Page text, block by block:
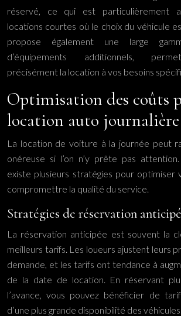
réservé, ce qui est particulièrement
locations courtes où le choix du véhicule
propose également une large
d’équipements additionnels,
précisément la location à vos besoins
Optimisation des coûts
location auto journalière
La location de voiture à la journée peut
onéreuse si l’on n’y prête pas
existe plusieurs stratégies pour optimiser
compromettre la qualité du service.
Stratégies de réservation
La réservation anticipée est souvent la
meilleurs tarifs. Les loueurs ajustent leurs
demande, et les tarifs ont tendance à
de la date de location. En réservant
l’avance, vous pouvez bénéficier de
d’une plus grande disponibilité des véhicules.